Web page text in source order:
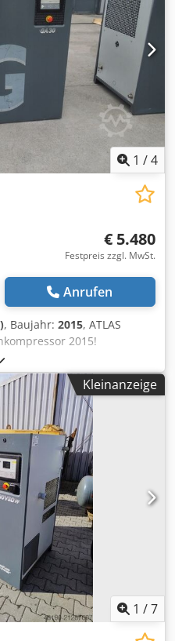
1 /4
€ 5.480
Festpreis zzgl. MwSt.
Anrufen
, Baujahr: 2015, ATLAS
2015!
GA30 Maschine mit
Technische Daten:
Eyox Am Aor 30 KW
netto 28905 brutto
betriebsbereit, Garantie
Kleinanzeige
1 /7